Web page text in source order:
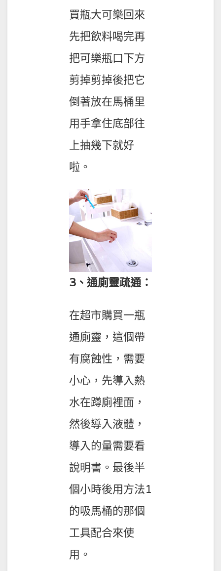
買瓶大可樂回來
先把飲料喝完再
把可樂瓶口下方
剪掉剪掉後把它
倒著放在馬桶里
用手拿住底部往
上抽幾下就好
啦。
3、通廁靈疏通：
在超市購買一瓶
通廁靈，這個帶
有腐蝕性，需要
小心，先導入熱
水在蹲廁裡面，
然後導入液體，
導入的量需要看
說明書。最後半
個小時後用方法1
的吸馬桶的那個
工具配合來使
用。